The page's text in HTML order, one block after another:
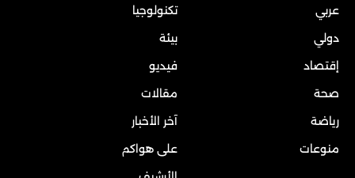
عربي
دولي
إقتصاد
صحة
رياضة
منوعات
تكنولوجيا
بيئة
فيديو
مقالات
آخر الأخبار
على هواكم